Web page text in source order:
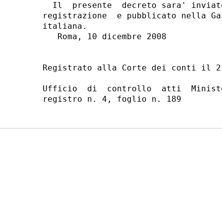
Il  presente  decreto sara'
registrazione  e pubblicato nella
italiana.
   Roma, 10 dicembre 2008
Registrato alla Corte dei conti il 23
Ufficio  di  controllo  atti